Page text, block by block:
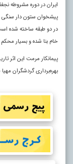
ایران در دوره مشروطه
در دو طبقه ساخته شده
خام بنا شده و بسیار محکم
پیمانکار مرمت این اثر
بهره‌برداری گردشگران